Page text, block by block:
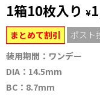
1箱10枚入り ¥
まとめて割引
ポスト
装用期間：ワンデー
DIA：14.5mm
BC：8.7mm